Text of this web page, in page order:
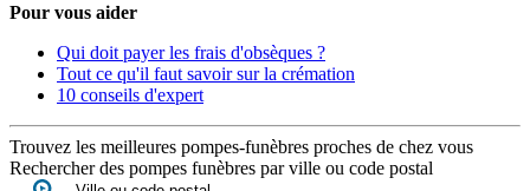
Pour vous aider
Qui doit payer les frais d'obsèques ?
Tout ce qu'il faut savoir sur la crémation
10 conseils d'expert
Trouvez les meilleures pompes-funèbres proches de chez vous
Rechercher des pompes funèbres par ville ou code postal